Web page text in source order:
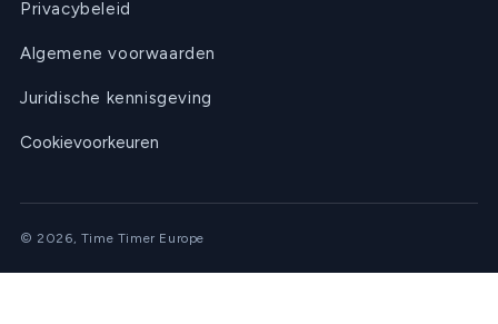
Privacybeleid
Algemene voorwaarden
Juridische kennisgeving
Cookievoorkeuren
© 2026, Time Timer Europe